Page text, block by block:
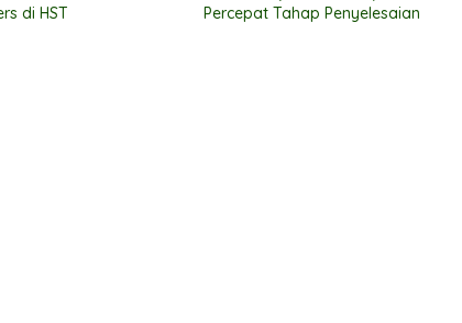
di HST
Percepat Tahap Penyelesaian